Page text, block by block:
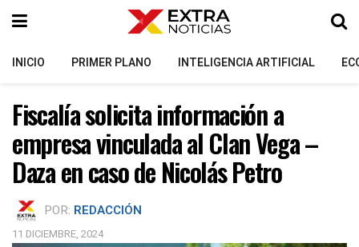
INICIO PRIMER PLANO INTELIGENCIA ARTIFICIAL
Fiscalía solicita información a
empresa vinculada al Clan Vega –
Daza en caso de Nicolás Petro
POR: REDACCIÓN
11 DICIEMBRE, 2024